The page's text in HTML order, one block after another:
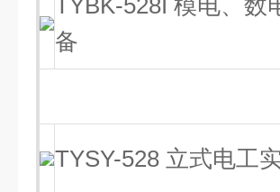
TYBK-528I 模电、数
备
TYSY-528 立式电工